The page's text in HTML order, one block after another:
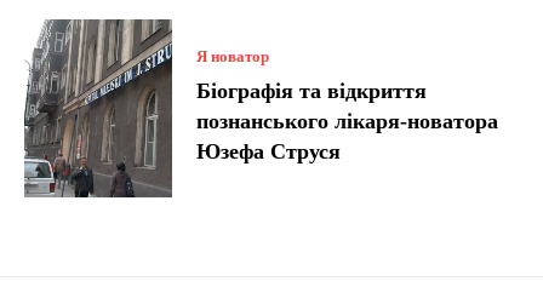
Я новатор
Біографія та відкриття
познанського лікаря-новатора
Юзефа Струся